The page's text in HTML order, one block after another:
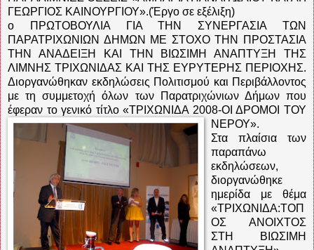
ΓΕΩΡΓΙΟΣ ΚΑΙΝΟΥΡΓΙΟΥ».(Έργο σε εξέλιξη)
o ΠΡΩΤΟΒΟΥΛΙΑ ΓΙΑ ΤΗΝ ΣΥΝΕΡΓΑΣΙΑ ΤΩΝ
ΠΑΡΑΤΡΙΧΩΝΙΩΝ ΔΗΜΩΝ ΜΕ ΣΤΟΧΟ ΤΗΝ ΠΡΟΣΤΑΣΙΑ
ΤΗΝ ΑΝΑΔΕΙΞΗ ΚΑΙ ΤΗΝ ΒΙΩΣΙΜΗ ΑΝΑΠΤΥΞΗ ΤΗΣ
ΛΙΜΝΗΣ ΤΡΙΧΩΝΙΔΑΣ ΚΑΙ ΤΗΣ ΕΥΡΥΤΕΡΗΣ ΠΕΡΙΟΧΗΣ.
Διοργανώθηκαν εκδηλώσεις Πολιτισμού και Περιβάλλοντος
με τη συμμετοχή όλων των Παρατριχώνιων Δήμων που
έφεραν το γενικό τίτλο «ΤΡΙΧΩΝΙΔΑ 2008-ΟΙ ΔΡΟΜΟΙ ΤΟΥ
ΝΕΡΟΥ».
Στα πλαίσια των
παραπάνω
εκδηλώσεων,
διοργανώθηκε
ημερίδα με θέμα
«ΤΡΙΧΩΝΙΔΑ:ΤΟΠ
ΟΣ ΑΝΟΙΧΤΟΣ
ΣΤΗ ΒΙΩΣΙΜΗ